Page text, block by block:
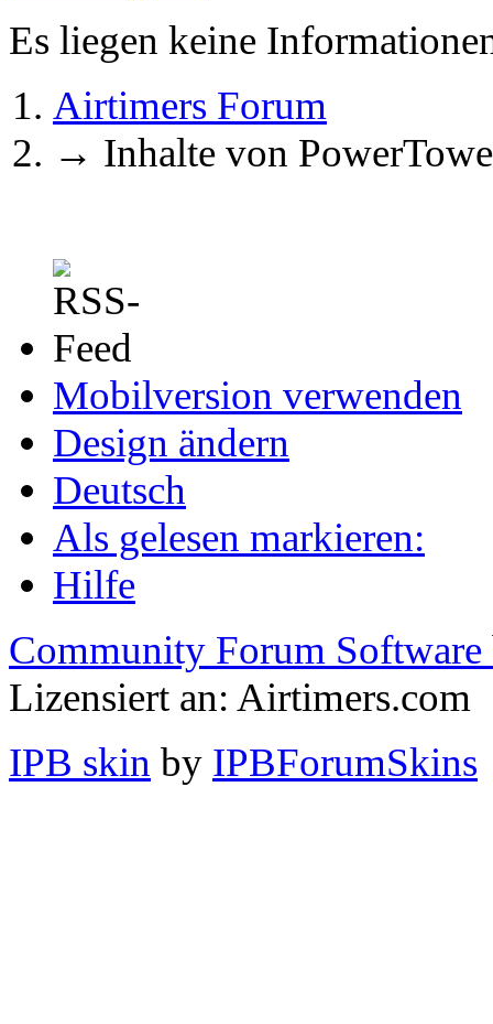
Es liegen keine
Airtimers Forum
→ Inhalte von
Mobilversion verwenden
Design ändern
Deutsch
Als gelesen markieren:
Hilfe
Community Forum Software
Lizensiert an: Airtimers.com
IPB skin by IPBForumSkins